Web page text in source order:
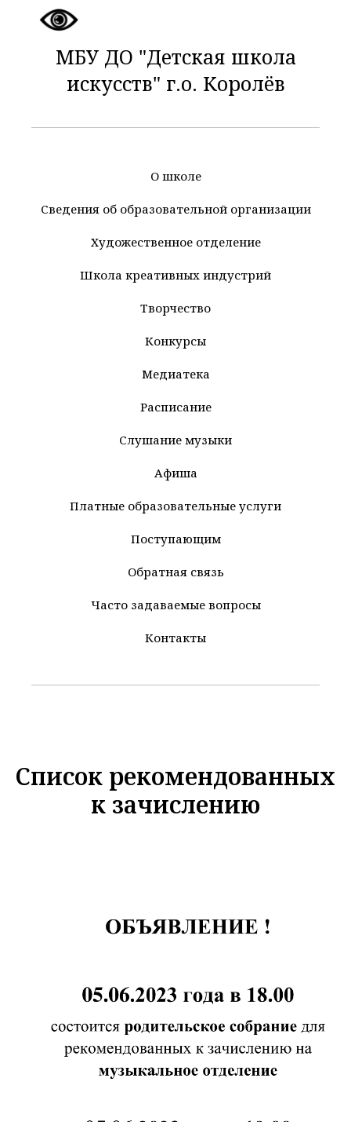
МБУ ДО "Детская школа
искусств" г.о. Королёв
О школе
Сведения об образовательной организации
Художественное отделение
Школа креативных индустрий
Творчество
Конкурсы
Медиатека
Расписание
Слушание музыки
Афиша
Платные образовательные услуги
Поступающим
Обратная связь
Часто задаваемые вопросы
Контакты
Список рекомендованных
к зачислению